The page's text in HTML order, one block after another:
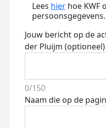
Lees hier hoe KWF
persoonsgegevens.
Jouw bericht op de
der Pluijm (optioneel)
0/150
Naam die op de